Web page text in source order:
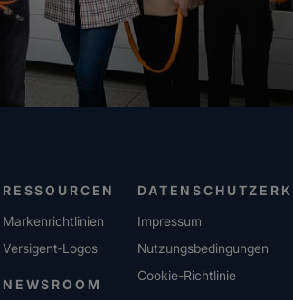
RESSOURCEN
Markenrichtlinien
Versigent‑Logos
NEWSROOM
Impressum
Nutzungsbedingungen
Cookie-Richtlinie